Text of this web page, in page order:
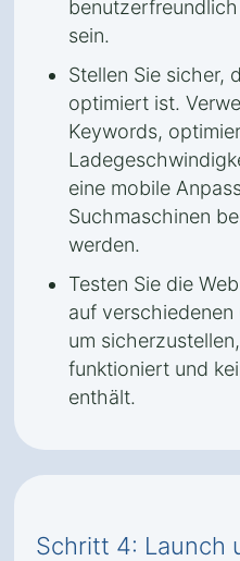
sein.
Stellen Sie sicher,
optimiert ist.
Keywords,
eine mobile
Suchmaschinen
werden.
Testen Sie die
auf verschiedenen
um
funktioniert und
enthält.
Schritt 4: Launch